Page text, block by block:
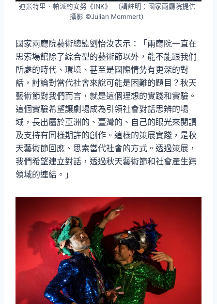
迪米特里．帕派約安努《INK》_（請註明：國家兩廳院提供_
攝影 ©Julian Mommert）
國家兩廳院藝術總監劉怡汝表示：「兩廳院一直在
思索場館除了綜合型的藝術節以外，能不能跟我們
所處的時代、環境、甚至是國際情勢有更深的對
話，討論對當代社會來說可能是困難的題目？秋天
藝術節對我們而言，就是這個理想的實踐和實驗。
這個實驗希望讓劇場成為引領社會對話思辨的場
域，長出屬於亞洲的、臺灣的、自己的眼光來閱讀
及支持有同樣期許的創作。這樣的策展實踐，是秋
天藝術節回應、思索當代社會的方式。透過策展，
我們希望建立對話，透過秋天藝術節和社會產生跨
領域的連結。」